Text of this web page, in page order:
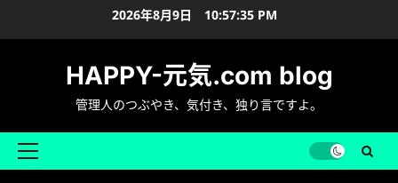
プ
2026年8月9日 10:57:36 PM
HAPPY-元気.com blog
管理人のつぶやき、気付き、独り言ですよ。
メ